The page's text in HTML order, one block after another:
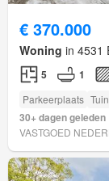
€ 370.000
Woning in 4531
5 1
Parkeerplaats Tuin
30+ dagen geleden